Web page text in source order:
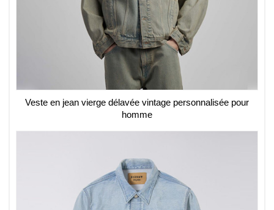
Veste en jean vierge délavée vintage personnalisée pour
homme